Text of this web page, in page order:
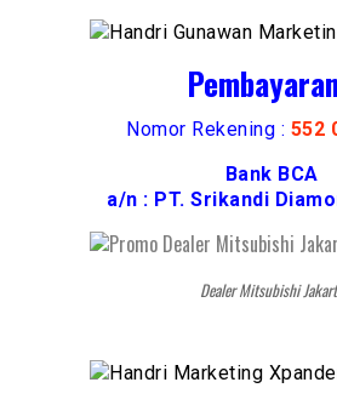
Nomor Rekening : 552
Bank BCA
a/n : PT. Srikandi
Dealer Mitsubishi